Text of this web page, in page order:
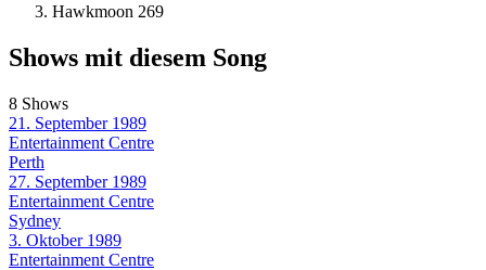
Hawkmoon 269
Shows mit diesem Song
8 Shows
21. September 1989
Entertainment Centre
Perth
27. September 1989
Entertainment Centre
Sydney
3. Oktober 1989
Entertainment Centre